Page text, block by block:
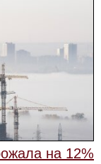
на 12%